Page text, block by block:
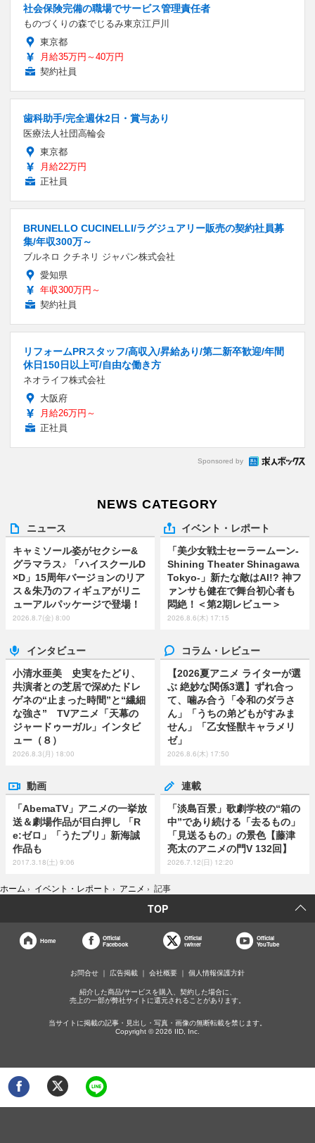
社会保険完備の職場でサービス管理責任者
ものづくりの森でじるみ東京江戸川
東京都
月給35万円～40万円
契約社員
歯科助手/完全週休2日・賞与あり
医療法人社団高輪会
東京都
月給22万円
正社員
BRUNELLO CUCINELLI/ラグジュアリー販売の契約社員募
集/年収300万～
ブルネロ クチネリ ジャパン株式会社
愛知県
年収300万円～
契約社員
リフォームPRスタッフ/高収入/昇給あり/第二新卒歓迎/年間
休日150日以上可/自由な働き方
ネオライフ株式会社
大阪府
月給26万円～
正社員
Sponsored by
NEWS CATEGORY
ニュース
キャミソール姿がセクシー&
グラマラス♪ 「ハイスクールD
×D」15周年バージョンのリア
ス＆朱乃のフィギュアがリニ
ューアルパッケージで登場！
2026.8.7(金) 8:00
イベント・レポート
「美少女戦士セーラームーン-
Shining Theater Shinagawa
Tokyo-」新たな敵はAI!? 神フ
ァンサも健在で舞台初心者も
悶絶！＜第2期レビュー＞
2026.8.6(木) 17:15
インタビュー
小清水亜美 史実をたどり、
共演者との芝居で深めたドレ
ゲネの“止まった時間”と“繊細
な強さ” TVアニメ「天幕の
ジャードゥーガル」インタビ
ュー（８）
2026.8.3(月) 18:00
コラム・レビュー
【2026夏アニメ ライターが選
ぶ 絶妙な関係3選】ずれ合っ
て、噛み合う「令和のダラさ
ん」「うちの弟どもがすみま
せん」「乙女怪獣キャラメリ
ゼ」
2026.8.6(木) 17:50
動画
「AbemaTV」アニメの一挙放
送＆劇場作品が目白押し 「R
e:ゼロ」「うたプリ」新海誠
作品も
2017.3.18(土) 9:06
連載
「淡島百景」歌劇学校の“箱の
中”であり続ける「去るもの」
「見送るもの」の景色【藤津
亮太のアニメの門V 132回】
2026.7.12(日) 12:20
ホーム › イベント・レポート › アニメ › 記事
TOP
Home
Official
Facebook
Official
twitter
Official
YouTube
お問合せ 広告掲載 会社概要 個人情報保護方針
紹介した商品/サービスを購入、契約した場合に、
売上の一部が弊社サイトに還元されることがあります。
当サイトに掲載の記事・見出し・写真・画像の無断転載を禁じます。
Copyright © 2026 IID, Inc.